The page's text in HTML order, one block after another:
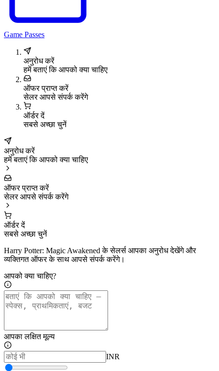
Game Passes
अनुरोध करें
हमें बताएं कि आपको क्या चाहिए
ऑफर प्राप्त करें
सेलर आपसे संपर्क करेंगे
ऑर्डर दें
सबसे अच्छा चुनें
अनुरोध करें
हमें बताएं कि आपको क्या चाहिए
ऑफर प्राप्त करें
सेलर आपसे संपर्क करेंगे
ऑर्डर दें
सबसे अच्छा चुनें
Harry Potter: Magic Awakened के सेलर्स आपका अनुरोध देखेंगे और
व्यक्तिगत ऑफर के साथ आपसे संपर्क करेंगे।
आपको क्या चाहिए?
आपका लक्षित मूल्य
INR